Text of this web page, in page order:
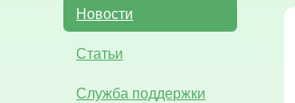
Новости
Статьи
Служба поддержки